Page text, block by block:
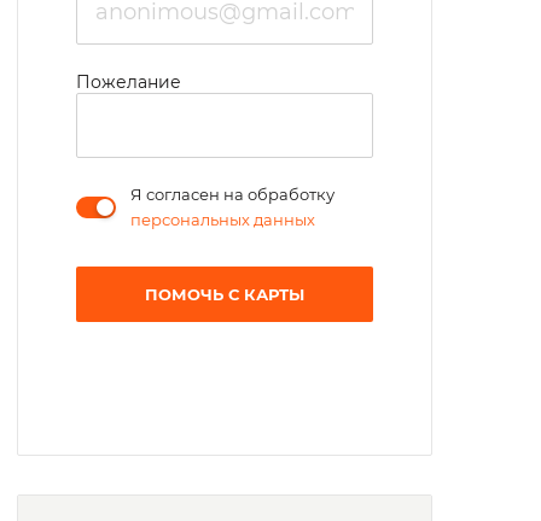
Пожелание
Я согласен на обработку
персональных данных
ПОМОЧЬ С КАРТЫ